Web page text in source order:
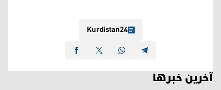
Kurdistan24
آخرین خبرها